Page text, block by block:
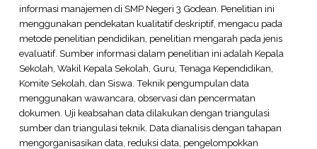
informasi manajemen di SMP Negeri 3 Godean. Penelitian ini
menggunakan pendekatan kualitatif deskriptif, mengacu pada
metode penelitian pendidikan, penelitian mengarah pada jenis
evaluatif. Sumber informasi dalam penelitian ini adalah Kepala
Sekolah, Wakil Kepala Sekolah, Guru, Tenaga Kependidikan,
Komite Sekolah, dan Siswa. Teknik pengumpulan data
menggunakan wawancara, observasi dan pencermatan
dokumen. Uji keabsahan data dilakukan dengan triangulasi
sumber dan triangulasi teknik. Data dianalisis dengan tahapan
mengorganisasikan data, reduksi data, pengelompokkan